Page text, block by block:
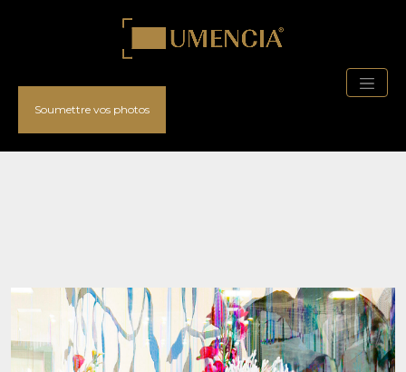
Soumettre vos photos